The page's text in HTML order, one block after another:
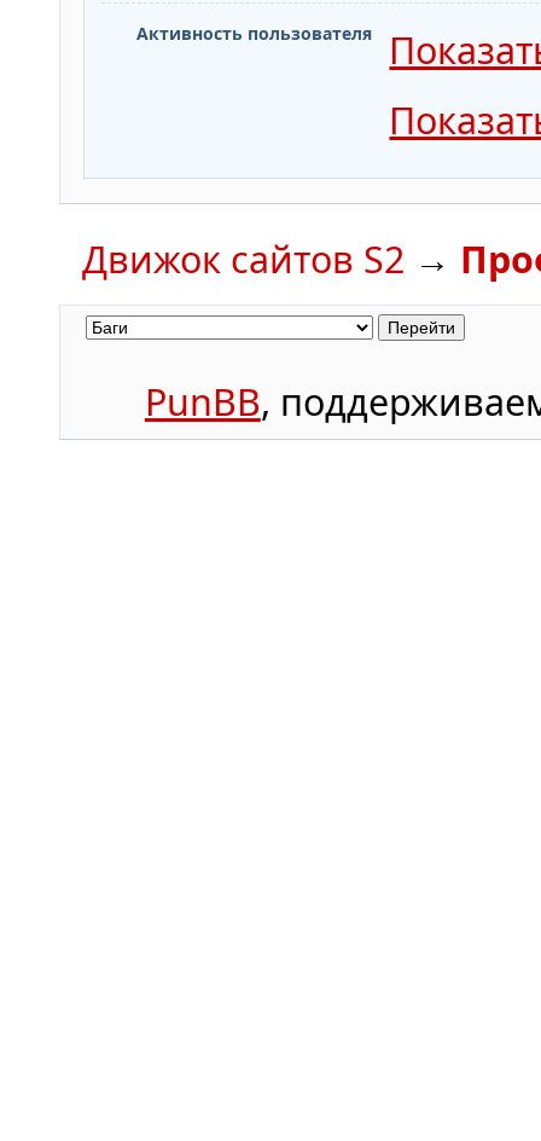
Активность пользователя
Движок сайтов S2 →
PunBB,